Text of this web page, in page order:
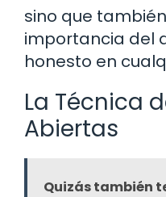
sino que
importancia del
honesto en
La Técnica
Abiertas
Quizás también